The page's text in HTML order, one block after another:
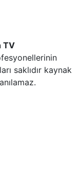
TV
saklıdır kaynak